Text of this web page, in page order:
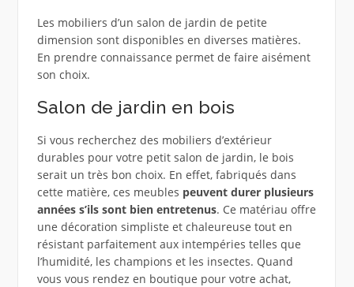
Les mobiliers d’un salon de jardin de petite
dimension sont disponibles en diverses matières.
En prendre connaissance permet de faire aisément
son choix.
Salon de jardin en bois
Si vous recherchez des mobiliers d’extérieur
durables pour votre petit salon de jardin, le bois
serait un très bon choix. En effet, fabriqués dans
cette matière, ces meubles peuvent durer plusieurs
années s’ils sont bien entretenus. Ce matériau offre
une décoration simpliste et chaleureuse tout en
résistant parfaitement aux intempéries telles que
l’humidité, les champions et les insectes. Quand
vous vous rendez en boutique pour votre achat,